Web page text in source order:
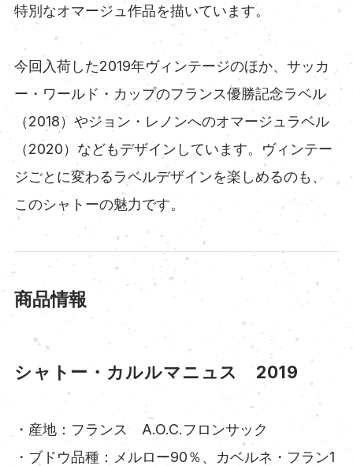
特別なオマージュ作品を描いています。
今回入荷した2019年ヴィンテージのほか、サッカ
ー・ワールド・カップのフランス優勝記念ラベル
（2018）やジョン・レノンへのオマージュラベル
（2020）などもデザインしています。ヴィンテー
ジごとに変わるラベルデザインを楽しめるのも、
このシャトーの魅力です。
商品情報
シャトー・カルルマニュス 2019
・産地：フランス A.O.C.フロンサック
・ブドウ品種：メルロー90％、カベルネ・フラン1